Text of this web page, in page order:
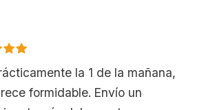
la 1 de la mañana,
formidable. Envío un